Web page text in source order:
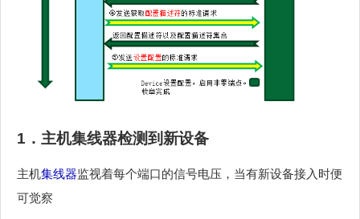
1．主机集线器检测到新设备
主机集线器监视着每个端口的信号电压，当有新设备接入时便
可觉察